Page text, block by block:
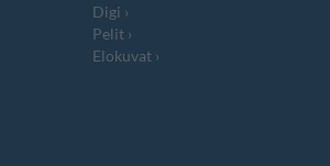
Digi
Pelit
Elokuvat